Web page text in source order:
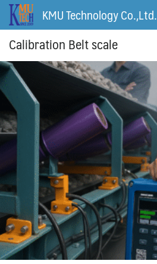
Skip
KMU Technology Co.,Ltd.
Calibration Belt scale